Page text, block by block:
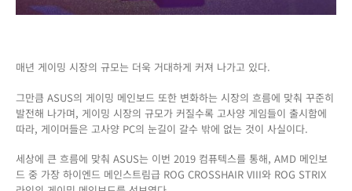
매년 게이밍 시장의 규모는 더욱 거대하게 커져 나가고 있다.
그만큼 ASUS의 게이밍 메인보드 또한 변화하는 시장의 흐름에 맞춰 꾸준히
발전해 나가며, 게이밍 시장의 규모가 커질수록 고사양 게임들이 출시함에
따라, 게이머들은 고사양 PC의 눈길이 갈수 밖에 없는 것이 사실이다.
세상에 큰 흐름에 맞춰 ASUS는 이번 2019 컴퓨텍스를 통해, AMD 메인보
드 중 가장 하이엔드 메인스트림급 ROG CROSSHAIR VIII와 ROG STRIX